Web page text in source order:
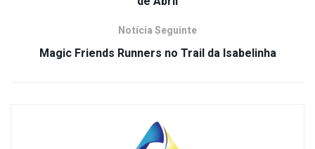
Notícia Seguinte
Magic Friends Runners no Trail da Isabelinha